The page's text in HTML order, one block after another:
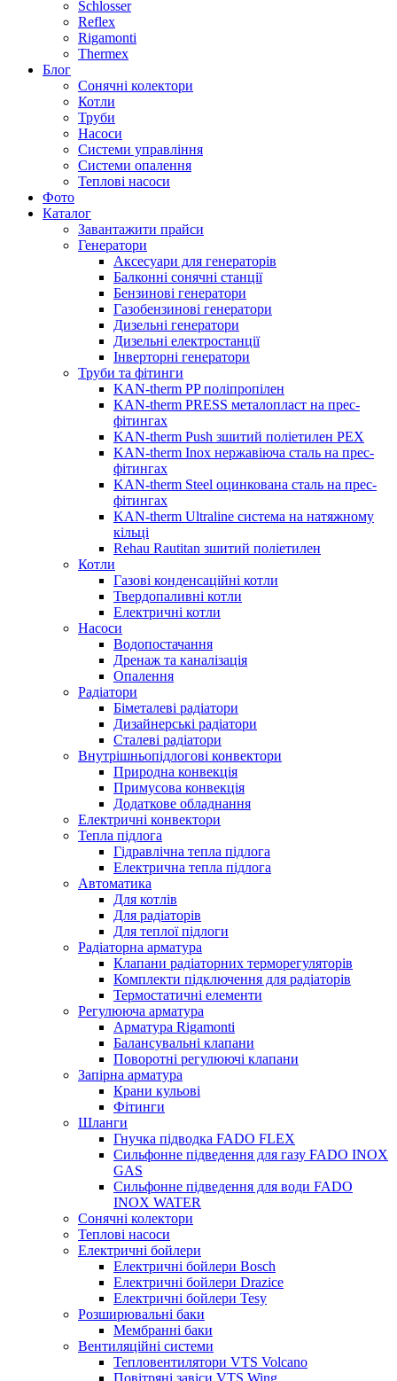
Schlosser
Reflex
Rigamonti
Thermex
Блог
Сонячні колектори
Котли
Труби
Насоси
Системи управління
Системи опалення
Теплові насоси
Фото
Каталог
Завантажити прайси
Генератори
Аксесуари для генераторів
Балконні сонячні станції
Бензинові генератори
Газобензинові генератори
Дизельні генератори
Дизельні електростанції
Інверторні генератори
Труби та фітинги
KAN-therm PP поліпропілен
KAN-therm PRESS металопласт на прес-
фітингах
KAN-therm Push зшитий поліетилен PEX
KAN-therm Inox нержавіюча сталь на прес-
фітингах
KAN-therm Steel оцинкована сталь на прес-
фітингах
KAN-therm Ultraline система на натяжному
кільці
Rehau Rautitan зшитий поліетилен
Котли
Газові конденсаційні котли
Твердопаливні котли
Електричні котли
Насоси
Водопостачання
Дренаж та каналізація
Опалення
Радіатори
Біметалеві радіатори
Дизайнерські радіатори
Сталеві радіатори
Внутрішньопідлогові конвектори
Природна конвекція
Примусова конвекція
Додаткове обладнання
Електричні конвектори
Тепла підлога
Гідравлічна тепла підлога
Електрична тепла підлога
Автоматика
Для котлів
Для радіаторів
Для теплої підлоги
Радіаторна арматура
Клапани радіаторних терморегуляторів
Комплекти підключення для радіаторів
Термостатичні елементи
Регулююча арматура
Арматура Rigamonti
Балансувальні клапани
Поворотні регулюючі клапани
Запірна арматура
Крани кульові
Фітинги
Шланги
Гнучка підводка FADO FLEX
Сильфонне підведення для газу FADO INOX
GAS
Сильфонне підведення для води FADO
INOX WATER
Сонячні колектори
Теплові насоси
Електричні бойлери
Електричні бойлери Bosch
Електричні бойлери Drazice
Електричні бойлери Tesy
Розширювальні баки
Мембранні баки
Вентиляційні системи
Тепловентилятори VTS Volcano
Повітряні завіси VTS Wing